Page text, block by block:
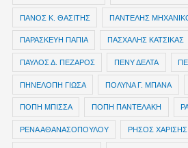
ΠΑΝΟΣ Κ. ΘΑΣΙΤΗΣ ΠΑΝΤΕΛΗΣ
ΠΑΡΑΣΚΕΥΗ ΠΑΠΙΑ ΠΑΣΧΑΛΗΣ ΚΑΤΣΙΚΑΣ
ΠΑΥΛΟΣ Δ. ΠΕΖΑΡΟΣ ΠΕΝΥ ΔΕΛΤΑ
ΠΗΝΕΛΟΠΗ ΓΙΩΣΑ ΠΟΛΥΝΑ Γ. ΜΠΑΝΑ
ΠΟΠΗ ΜΠΙΣΣΑ ΠΟΠΗ ΠΑΝΤΕΛΑΚΗ
ΡΕΝΑ ΑΘΑΝΑΣΟΠΟΥΛΟΥ ΡΗΣΟΣ ΧΑΡΙΣΗΣ